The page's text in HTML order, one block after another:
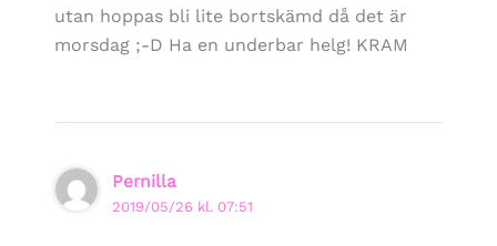
utan hoppas bli lite bortskämd då det är
morsdag ;-D Ha en underbar helg! KRAM
Pernilla
2019/05/26 kl. 07:51